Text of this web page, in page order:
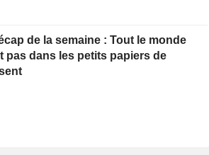
de la semaine : Tout le monde
pas dans les petits papiers de